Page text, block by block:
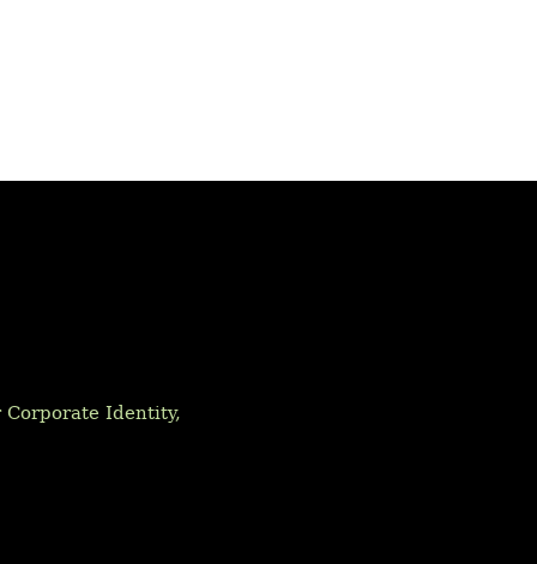
Identity,